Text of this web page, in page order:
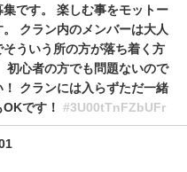
です。 楽しむ事をモットー
クラン内のメンバーは大人
ういう所の方が落ち着く方
初心者の方でも問題ないので
クランには入らずただ一緒
です！ #3U00tTnFZbUFr